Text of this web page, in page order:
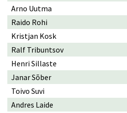
Arno Uutma
Raido Rohi
Kristjan Kosk
Ralf Tribuntsov
Henri Sillaste
Janar Sõber
Toivo Suvi
Andres Laide